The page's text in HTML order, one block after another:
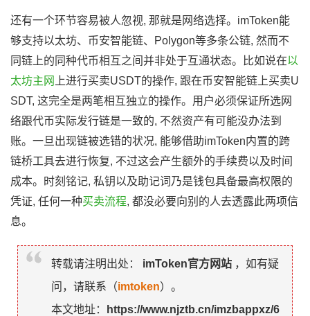
还有一个环节容易被人忽视, 那就是网络选择。imToken能
够支持以太坊、币安智能链、Polygon等多条公链, 然而不
同链上的同种代币相互之间并非处于互通状态。比如说在以
太坊主网
上进行买卖USDT的操作, 跟在币安智能链上买卖U
SDT, 这完全是两笔相互独立的操作。用户必须保证所选网
络跟代币实际发行链是一致的, 不然资产有可能没办法到
账。一旦出现链被选错的状况, 能够借助imToken内置的跨
链桥工具去进行恢复, 不过这会产生额外的手续费以及时间
成本。时刻铭记, 私钥以及助记词乃是钱包具备最高权限的
凭证, 任何一种买卖流程, 都没必要向别的人去透露此两项信
息。
转载请注明出处： imToken官方网站 ，如有疑
问，请联系（imtoken）。
本文地址：
https://www.njztb.cn/imzbappxz/6